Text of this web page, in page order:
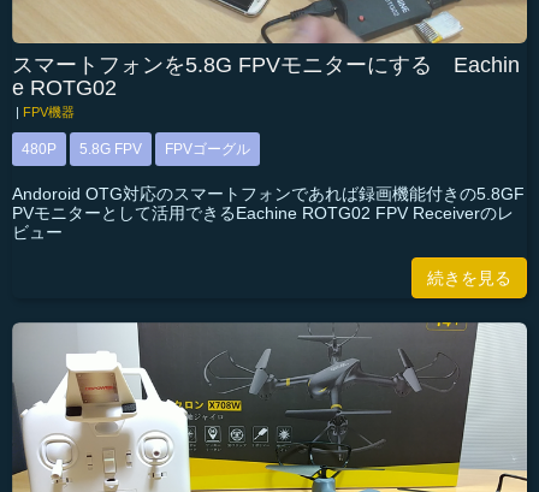
スマートフォンを5.8G FPVモニターにする Eachin
e ROTG02
| FPV機器
480P 5.8G FPV FPVゴーグル
Andoroid OTG対応のスマートフォンであれば録画機能付きの5.8GF
PVモニターとして活用できるEachine ROTG02 FPV Receiverのレ
ビュー
続きを見る